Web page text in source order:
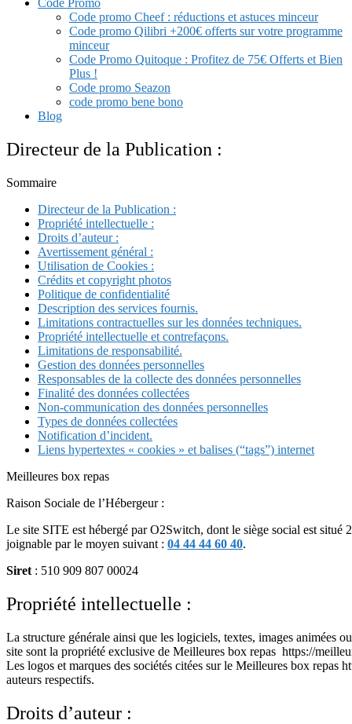
Code Promo
Code promo Cheef : réductions et astuces minceur
Code promo Qilibri +200€ offerts sur votre programme
minceur
Code Promo Quitoque : Profitez de 75€ Offerts et Bien
Plus !
Code promo Seazon
code promo bene bono
Blog
Directeur de la Publication :
Sommaire
Directeur de la Publication :
Propriété intellectuelle :
Droits d’auteur :
Avertissement général :
Utilisation de Cookies :
Crédits et copyright photos
Politique de confidentialité
Description des services fournis.
Limitations contractuelles sur les données techniques.
Propriété intellectuelle et contrefaçons.
Limitations de responsabilité.
Gestion des données personnelles
Responsables de la collecte des données personnelles
Finalité des données collectées
Non-communication des données personnelles
Types de données collectées
Notification d’incident.
Liens hypertextes « cookies » et balises (“tags”) internet
Meilleures box repas
Raison Sociale de l’Hébergeur :
Le site SITE est hébergé par O2Switch, dont le siège social est
joignable par le moyen suivant : 04 44 44 60 40.
Siret : 510 909 807 00024
Propriété intellectuelle :
La structure générale ainsi que les logiciels, textes, images animées
site sont la propriété exclusive de Meilleures box repas https://
Les logos et marques des sociétés citées sur le Meilleures box repas
auteurs respectifs.
Droits d’auteur :